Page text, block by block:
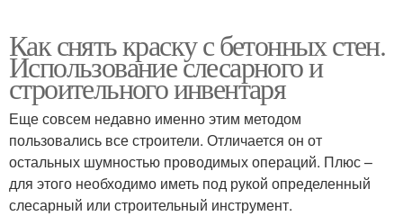
Как снять краску с бетонных стен.
Использование слесарного и
строительного инвентаря
Еще совсем недавно именно этим методом
пользовались все строители. Отличается он от
остальных шумностью проводимых операций. Плюс –
для этого необходимо иметь под рукой определенный
слесарный или строительный инструмент.